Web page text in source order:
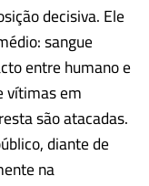
decisiva. Ele
sangue
entre humano e
vítimas em
são atacadas.
diante de
na